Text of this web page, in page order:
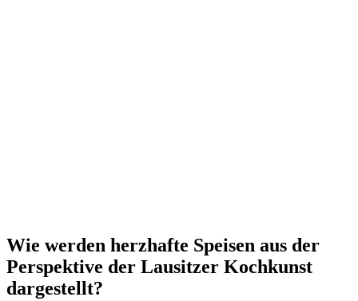
Wie werden herzhafte Speisen aus der
Perspektive der Lausitzer Kochkunst
dargestellt?